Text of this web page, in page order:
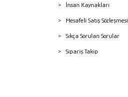
İnsan Kaynakları
Mesafeli Satış Sözleşmesi
Sıkça Sorulan Sorular
Sipariş Takip